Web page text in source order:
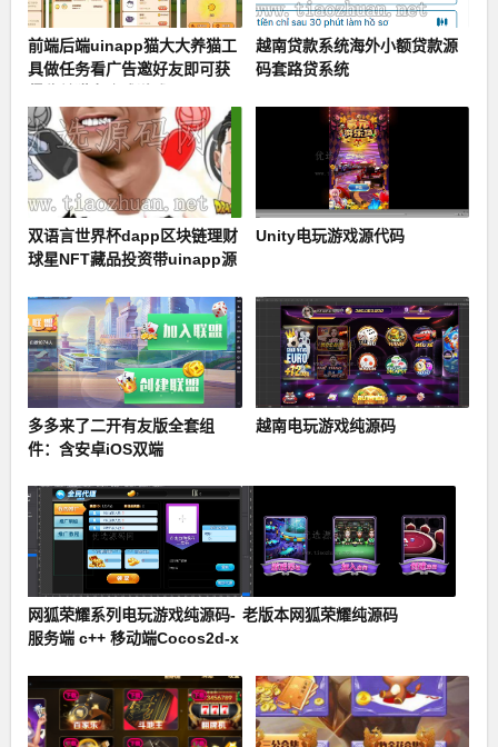
前端后端uinapp猫大大养猫工
具做任务看广告邀好友即可获
越南贷款系统海外小额贷款源
码套路贷系统
双语言世界杯dapp区块链理财
球星NFT藏品投资带uinapp源
Unity电玩游戏源代码
多多来了二开有友版全套组
件：含安卓iOS双端
越南电玩游戏纯源码
网狐荣耀系列电玩游戏纯源码-
服务端 c++ 移动端Cocos2d-x
老版本网狐荣耀纯源码